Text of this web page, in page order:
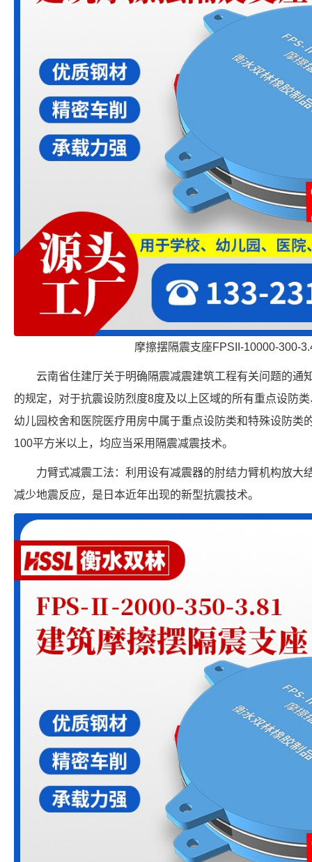
摩擦摆隔震支座FPSII-10000-300-
云南省住建厅关于明确隔震减震建筑工程有关问题的通
的规定，对于抗震设防烈度8度及以上区域的所有重点设防
幼儿园校舍和医院医疗用房中属于重点设防类和特殊设防类
100平方米以上，均应当采用隔震减震技术。
力臂式减震工法：利用设有减震器的肘结力臂机构放大
减少地震反应，是日本近年出现的新型抗震技术。